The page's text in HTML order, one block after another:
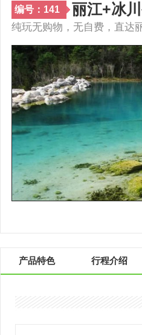
编号：141 丽江+冰
纯玩无购物，无自费，直达
产品特色 行程介绍